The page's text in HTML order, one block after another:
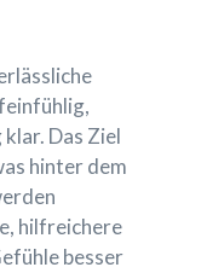
Das Ziel
hinter dem
hilfreichere
besser